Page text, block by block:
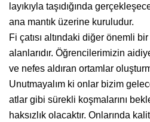
layıkıyla taşıdığında
ana mantık üzerine kuruludur.
Fi çatısı altındaki diğer önemli
alanlarıdır. Öğrencilerimizin
ve nefes aldıran ortamlar
Unutmayalım ki onlar bizim
atlar gibi sürekli koşmalarını
haksızlık olacaktır. Onlarında